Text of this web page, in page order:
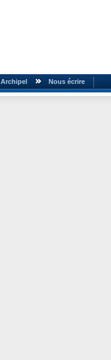
Archipel Nous écrire